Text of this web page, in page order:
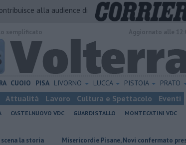
alla audience di
CUOIO PISA LIVORNO LUCCA PISTOIA PRATO
Attualità Lavoro Cultura e Spettacolo Eventi
CASTELNUOVO VDC GUARDISTALLO MONTECATINI VDC
storia Misericordie Pisane, Novi confermato presidente